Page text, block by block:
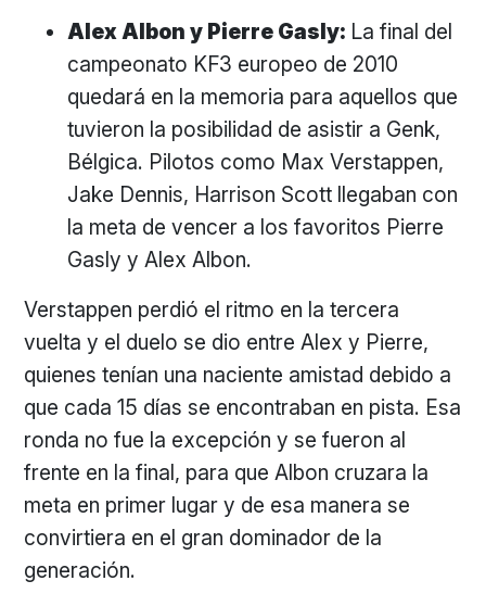
Alex Albon y Pierre Gasly: La final del
campeonato KF3 europeo de 2010
quedará en la memoria para aquellos que
tuvieron la posibilidad de asistir a Genk,
Bélgica. Pilotos como Max Verstappen,
Jake Dennis, Harrison Scott llegaban con
la meta de vencer a los favoritos Pierre
Gasly y Alex Albon.
Verstappen perdió el ritmo en la tercera
vuelta y el duelo se dio entre Alex y Pierre,
quienes tenían una naciente amistad debido a
que cada 15 días se encontraban en pista. Esa
ronda no fue la excepción y se fueron al
frente en la final, para que Albon cruzara la
meta en primer lugar y de esa manera se
convirtiera en el gran dominador de la
generación.